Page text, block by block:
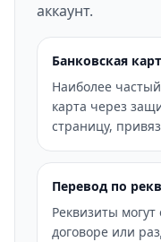
аккаунт.
Банковская
Наиболее
карта через
страницу,
Перевод по
Реквизиты
договоре или